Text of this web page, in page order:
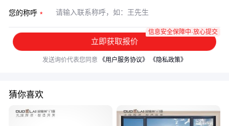
您的称呼
立即获取报价
信息安全保障中·放心提交
发送询价代表您同意 《用户服务协议》 《隐私政策》
猜你喜欢